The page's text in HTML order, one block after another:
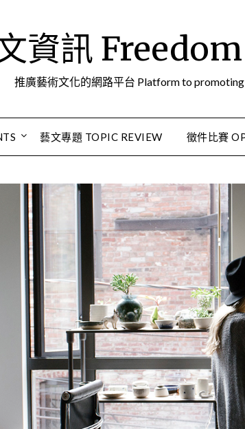
資訊
推廣藝術文化的網路平台 Platform to promoting
藝文專題 TOPIC REVIEW 徵件比賽